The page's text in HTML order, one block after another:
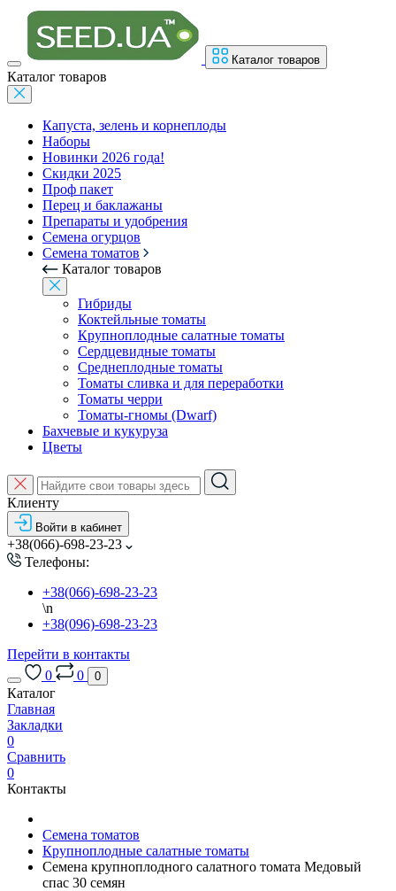
Каталог товаров
Каталог товаров
Капуста, зелень и корнеплоды
Наборы
Новинки 2026 года!
Скидки 2025
Проф пакет
Перец и баклажаны
Препараты и удобрения
Семена огурцов
Семена томатов
Каталог товаров
Гибриды
Коктейльные томаты
Крупноплодные салатные томаты
Сердцевидные томаты
Среднеплодные томаты
Томаты сливка и для переработки
Томаты черри
Томаты-гномы (Dwarf)
Бахчевые и кукуруза
Цветы
Клиенту
Войти в кабинет
+38(066)-698-23-23
Телефоны:
+38(066)-698-23-23
\n
+38(096)-698-23-23
Перейти в контакты
0
0 0
Каталог
Главная
Закладки
0
Сравнить
0
Контакты
Семена томатов
Крупноплодные салатные томаты
Семена крупноплодного салатного томата Медовый
спас 30 семян